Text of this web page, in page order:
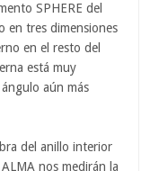
SPHERE del
en tres dimensiones
en el resto del
está muy
aún más
del anillo interior
nos medirán la